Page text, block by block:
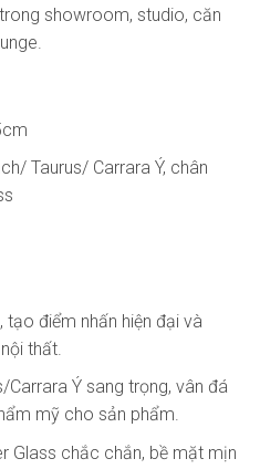
showroom, studio, căn
Taurus/ Carrara Ý, chân
điểm nhấn hiện đại và
thất.
Ý sang trọng, vân đá
mỹ cho sản phẩm.
Glass chắc chắn, bề mặt mịn